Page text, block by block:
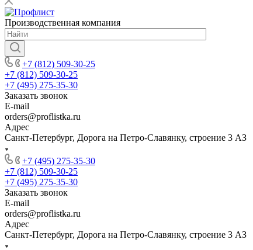
Производственная компания
+7 (812) 509-30-25
+7 (812) 509-30-25
+7 (495) 275-35-30
Заказать звонок
E-mail
orders@proflistka.ru
Адрес
Санкт-Петербург, Дорога на Петро-Славянку, строение 3 АЗ
+7 (495) 275-35-30
+7 (812) 509-30-25
+7 (495) 275-35-30
Заказать звонок
E-mail
orders@proflistka.ru
Адрес
Санкт-Петербург, Дорога на Петро-Славянку, строение 3 АЗ